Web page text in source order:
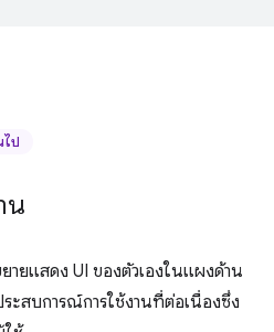
ไป
น
ายแสดง UI ของตัวเองในแผงด้าน
ะสบการณ์การใช้งานที่ต่อเนื่องซึ่ง